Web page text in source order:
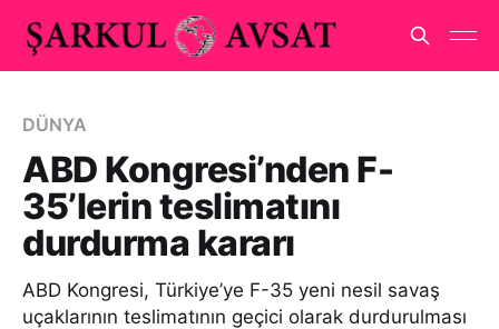
DÜNYA
ABD Kongresi’nden F-
35’lerin teslimatını
durdurma kararı
ABD Kongresi, Türkiye’ye F-35 yeni nesil savaş
uçaklarının teslimatının geçici olarak durdurulması